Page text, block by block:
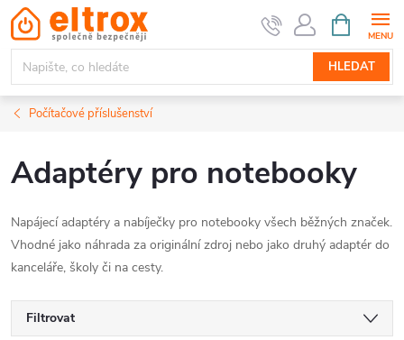
Přejít
na
obsah
HLEDAT
NÁKUPNÍ
KOŠÍK
Počítačové příslušenství
Adaptéry pro notebooky
Napájecí adaptéry a nabíječky pro notebooky všech běžných značek.
Vhodné jako náhrada za originální zdroj nebo jako druhý adaptér do
kanceláře, školy či na cesty.
Filtrovat